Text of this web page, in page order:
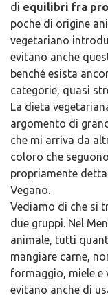
di equilibri fra
poche di origine
vegetariano
evitano anche
benché esista
categorie, quasi
La dieta
argomento di
che mi arriva da
coloro che
propriamente
Vegano.
Vediamo di che si
due gruppi. Nel
animale, tutti
mangiare carne,
formaggio, miele e
evitano anche di